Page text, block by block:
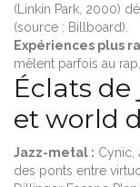
(Linkin Park, 2000)
(source : Billboard).
Expériences plus
mêlent parfois au
Éclats
et world
Jazz-metal : Cynic,
des ponts entre